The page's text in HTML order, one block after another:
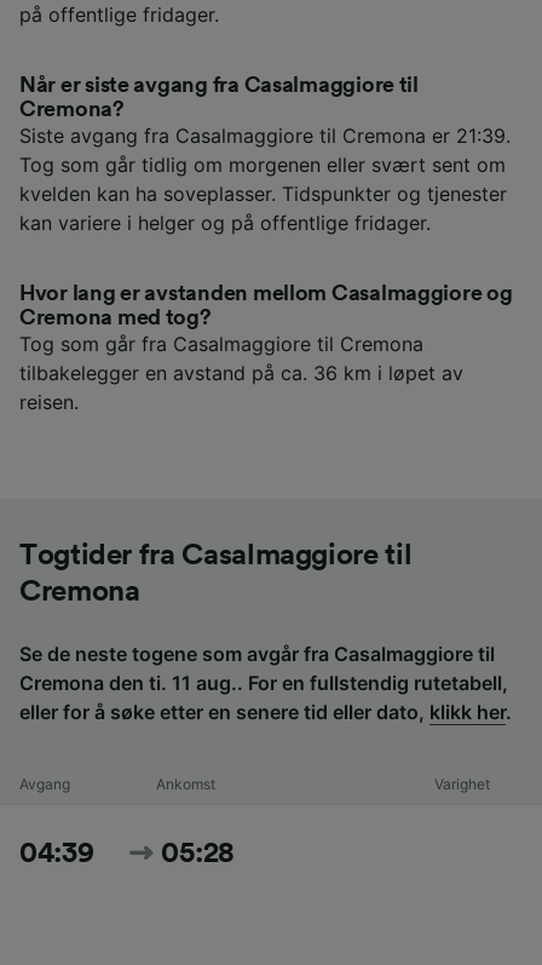
på offentlige fridager.
Når er siste avgang fra Casalmaggiore til
Cremona?
Siste avgang fra Casalmaggiore til Cremona er 21:39.
Tog som går tidlig om morgenen eller svært sent om
kvelden kan ha soveplasser. Tidspunkter og tjenester
kan variere i helger og på offentlige fridager.
Hvor lang er avstanden mellom Casalmaggiore og
Cremona med tog?
Tog som går fra Casalmaggiore til Cremona
tilbakelegger en avstand på ca. 36 km i løpet av
reisen.
Togtider fra Casalmaggiore til
Cremona
Se de neste togene som avgår fra Casalmaggiore til
Cremona den ti. 11 aug.. For en fullstendig rutetabell,
eller for å søke etter en senere tid eller dato, klikk her.
Avgang Ankomst Varighet
04:39 05:28